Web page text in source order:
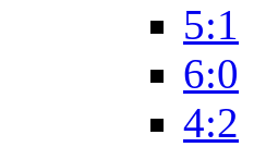
5:1
6:0
4:2